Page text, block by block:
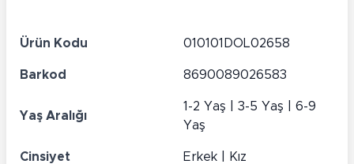
Ürün Kodu 010101DOL02658
Barkod 8690089026583
Yaş Aralığı
1-2 Yaş | 3-5 Yaş | 6-9
Yaş
Cinsiyet Erkek | Kız